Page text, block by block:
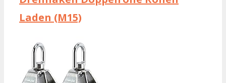
Laden (M15)